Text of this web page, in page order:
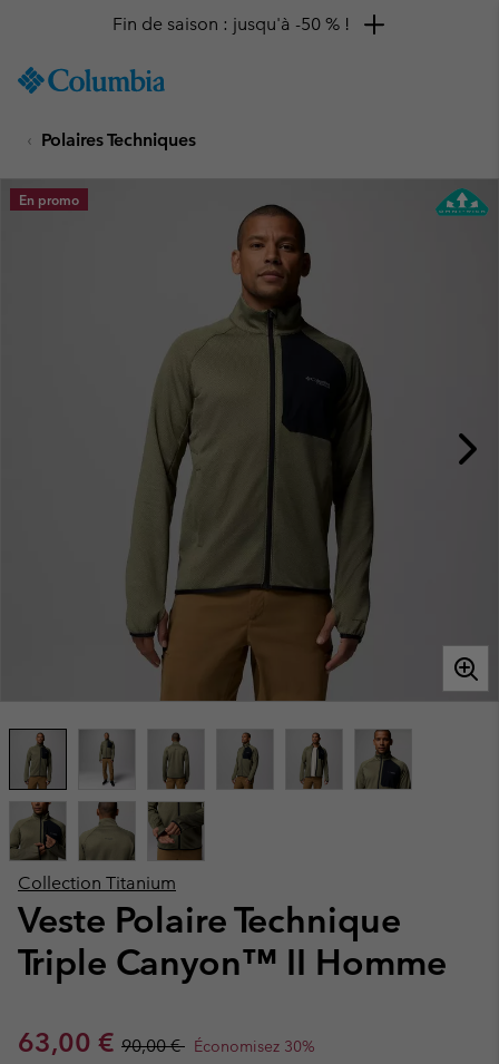
TO
SKIP
MAIN
NAV
Fin de saison : jusqu'à -50 % !
Polaires Techniques
Collection Titanium
Veste Polaire Technique
Triple Canyon™ II Homme
Sale price:
63,00 € Regular price:
90,00 € Économisez 30%
En promo